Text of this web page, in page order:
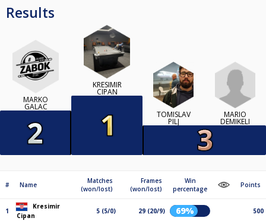
Results
MARKO
GALAC
KRESIMIR
CIPAN
TOMISLAV
PILJ
MARIO
DEMIKELI
# Name
Matches
(won/lost)
Frames
(won/lost)
Win
percentage
Points
1
Kresimir
Cipan
5 (5/0) 29 (20/9) 69% 500